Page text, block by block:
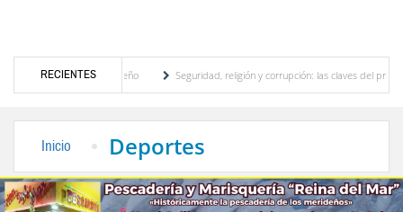
RECIENTES
turístico merideño
Seguridad, religión y corrupción: las claves del primer
Inicio Deportes